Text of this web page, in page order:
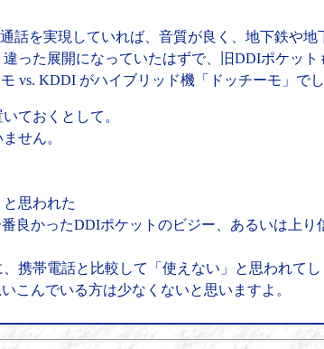
話を実現していれば、音質が良く、地下鉄や
った展開になっていたはずで、旧DDIポケッ
vs. KDDI がハイブリッド機「ドッチーモ」で
ておくとして。
せん。
思われた
良かったDDIポケットのビジー、あるいは上り
携帯電話と比較して「使えない」と思われてし
こんでいる方は少なくないと思いますよ。